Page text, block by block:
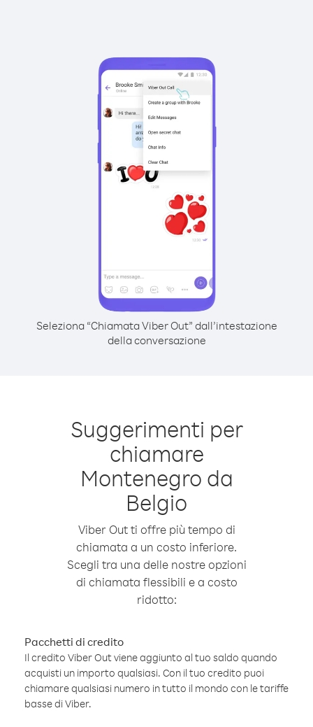
Seleziona “Chiamata Viber Out” dall’intestazione
della conversazione
Suggerimenti per
chiamare
Montenegro da
Belgio
Viber Out ti offre più tempo di
chiamata a un costo inferiore.
Scegli tra una delle nostre opzioni
di chiamata flessibili e a costo
ridotto:
Pacchetti di credito
Il credito Viber Out viene aggiunto al tuo saldo quando
acquisti un importo qualsiasi. Con il tuo credito puoi
chiamare qualsiasi numero in tutto il mondo con le tariffe
basse di Viber.